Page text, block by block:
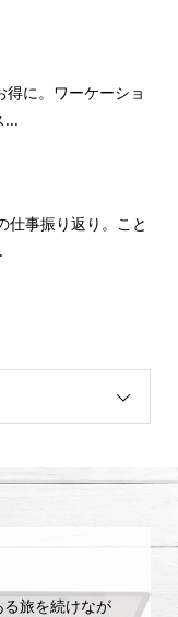
に。ワーケーショ
...
仕事振り返り。こと
旅を続けなが